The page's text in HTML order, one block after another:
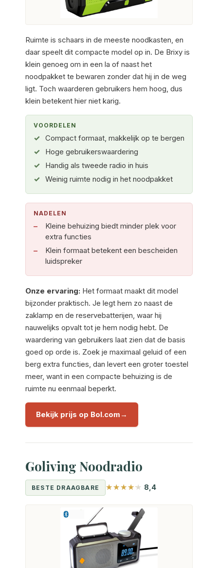
Ruimte is schaars in de meeste noodkasten, en
daar speelt dit compacte model op in. De Brixy is
klein genoeg om in een la of naast het
noodpakket te bewaren zonder dat hij in de weg
ligt. Toch waarderen gebruikers hem hoog, dus
klein betekent hier niet karig.
VOORDELEN
Compact formaat, makkelijk op te bergen
Hoge gebruikerswaardering
Handig als tweede radio in huis
Weinig ruimte nodig in het noodpakket
NADELEN
Kleine behuizing biedt minder plek voor
extra functies
Klein formaat betekent een bescheiden
luidspreker
Onze ervaring: Het formaat maakt dit model
bijzonder praktisch. Je legt hem zo naast de
zaklamp en de reservebatterijen, waar hij
nauwelijks opvalt tot je hem nodig hebt. De
waardering van gebruikers laat zien dat de basis
goed op orde is. Zoek je maximaal geluid of een
berg extra functies, dan levert een groter toestel
meer, want in een compacte behuizing is de
ruimte nu eenmaal beperkt.
Bekijk prijs op Bol.com
Goliving Noodradio
BESTE DRAAGBARE 8,4